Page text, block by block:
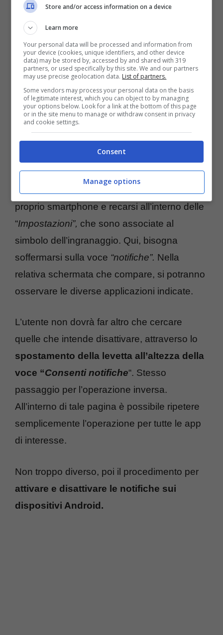
Smartphone e notifiche, come attivare e disattivarle in pochi
passaggi -tecnocino.it
Per attivare e disattivare le notifiche su
iPhone iOS
proprio smartphone e recarsi all’interno delle
“Impostazioni”, che sono associate al
simbolo dell’ingranaggio. Qui, bisogna
soffermarsi sulla voce “notifiche”. Nella
relativa schermata che compare, si potranno
osservare le diverse applicazioni indicate.
L’utente non dovrà far altro che cercare
quelle che intende disattivare, attraverso lo
spostamento della levetta all’altezza della
voce “Consenti notifiche“. Stesso
passaggio per l’operazione inversa.
All’interno di tale pagina è possibile ripetere
semplicemente l’operazione per tutte le app
di interesse.
Non troppo diverso, poi il procedimento per
attivare e disattivare le notifiche sui
dispositivi Android.
Store and/or access information on a device
Learn more
Your personal data will be processed and information from
your device (cookies, unique identifiers, and other device
data) may be stored by, accessed by and shared with 319
partners, or used specifically by this site. We and our partners
may use precise geolocation data. List of partners.
Some vendors may process your personal data on the basis
of legitimate interest, which you can object to by managing
your options below. Look for a link at the bottom of this page
or in the site menu to manage or withdraw consent in privacy
and cookie settings.
Consent
Manage options